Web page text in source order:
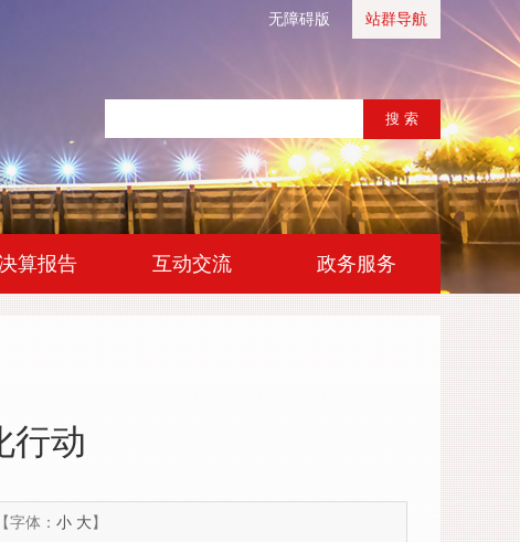
无障碍版 站群导航
算报告 互动交流 政务服务
行动
【字体： 小 大】